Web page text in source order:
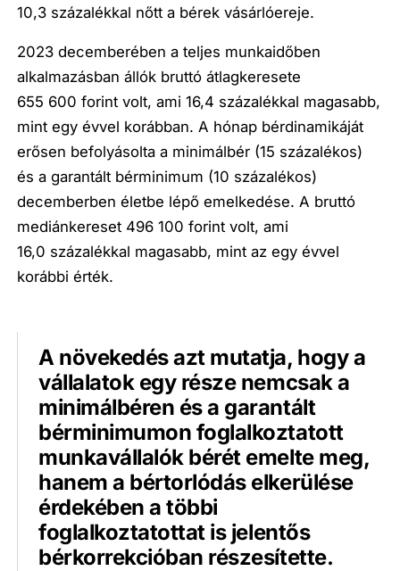
10,3 százalékkal nőtt a bérek vásárlóereje.
2023 decemberében a teljes munkaidőben
alkalmazásban állók bruttó átlagkeresete
655 600 forint volt, ami 16,4 százalékkal magasabb,
mint egy évvel korábban. A hónap bérdinamikáját
erősen befolyásolta a minimálbér (15 százalékos)
és a garantált bérminimum (10 százalékos)
decemberben életbe lépő emelkedése. A bruttó
mediánkereset 496 100 forint volt, ami
16,0 százalékkal magasabb, mint az egy évvel
korábbi érték.
A növekedés azt mutatja, hogy a
vállalatok egy része nemcsak a
minimálbéren és a garantált
bérminimumon foglalkoztatott
munkavállalók bérét emelte meg,
hanem a bértorlódás elkerülése
érdekében a többi
foglalkoztatottat is jelentős
bérkorrekcióban részesítette.